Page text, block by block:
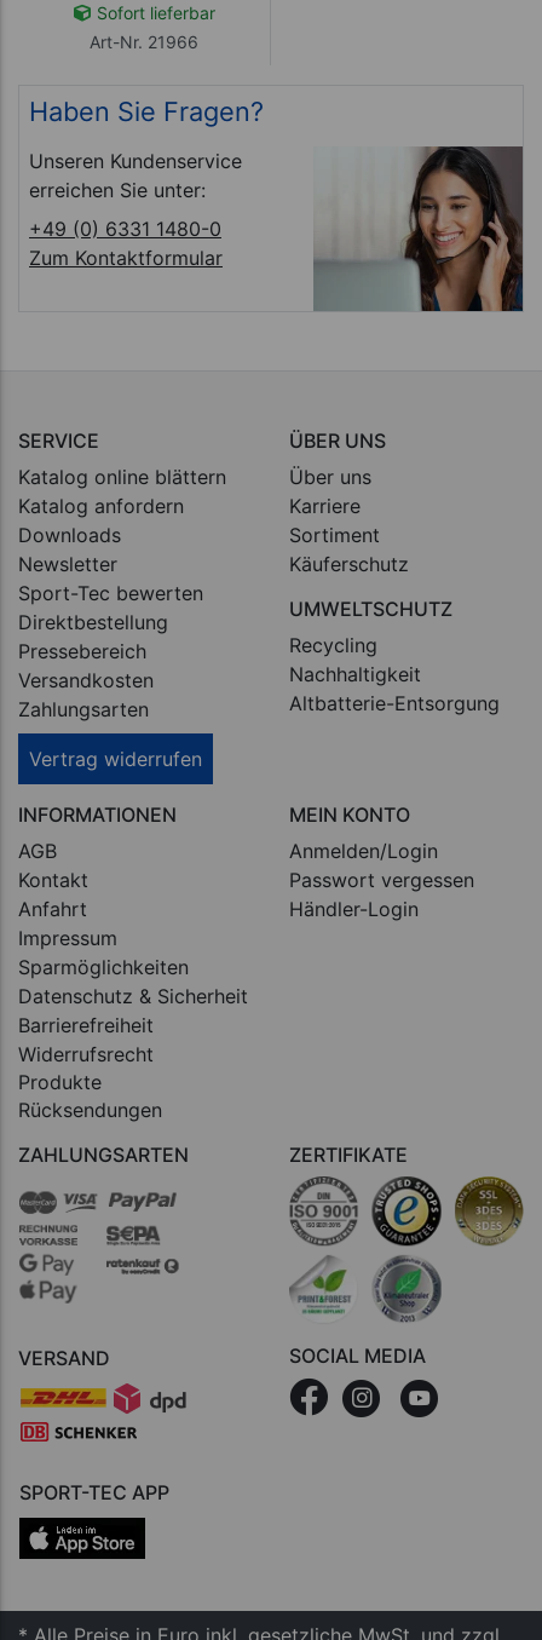
Sofort lieferbar
Art-Nr. 21966
Haben Sie Fragen?
Unseren Kundenservice
erreichen Sie unter:
+49 (0) 6331 1480-0
Zum Kontaktformular
SERVICE
Katalog online blättern
Katalog anfordern
Downloads
Newsletter
Sport-Tec bewerten
Direktbestellung
Pressebereich
Versandkosten
Zahlungsarten
Vertrag widerrufen
ÜBER UNS
Über uns
Karriere
Sortiment
Käuferschutz
UMWELTSCHUTZ
Recycling
Nachhaltigkeit
Altbatterie-Entsorgung
INFORMATIONEN
AGB
Kontakt
Anfahrt
Impressum
Sparmöglichkeiten
Datenschutz & Sicherheit
Barrierefreiheit
Widerrufsrecht
Produkte
Rücksendungen
MEIN KONTO
Anmelden/Login
Passwort vergessen
Händler-Login
ZAHLUNGSARTEN
VERSAND
ZERTIFIKATE
SOCIAL MEDIA
SPORT-TEC APP
* Alle Preise in Euro inkl. gesetzliche MwSt. und zzgl.